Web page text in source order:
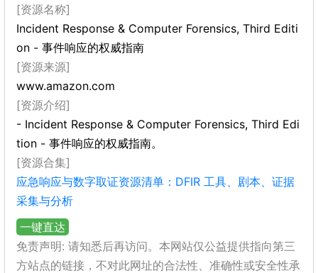
[资源名称]
Incident Response & Computer Forensics, Third Editi
on - 事件响应的权威指南
[资源来源]
www.amazon.com
[资源介绍]
- Incident Response & Computer Forensics, Third Edi
tion - 事件响应的权威指南。
[资源合集]
应急响应与数字取证资源清单：DFIR 工具、剧本、证据
采集与分析
一键直达
免责声明: 请知悉后再访问。本网站仅公益提供指向第三
方站点的链接，不对此网址的合法性、准确性或安全性承